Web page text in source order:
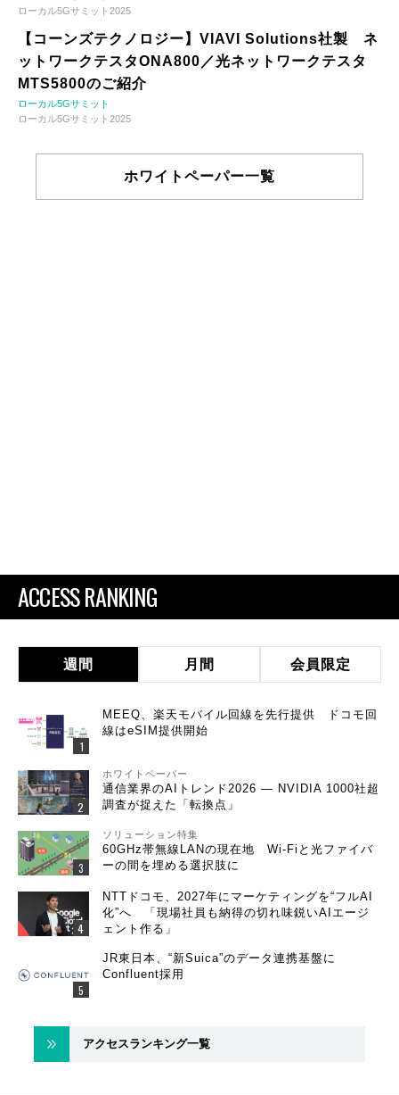
ローカル5Gサミット2025
【コーンズテクノロジー】VIAVI Solutions社製 ネ
ットワークテスタONA800／光ネットワークテスタ
MTS5800のご紹介
ローカル5Gサミット
ローカル5Gサミット2025
ホワイトペーパー一覧
ACCESS RANKING
週間 月間 会員限定
MEEQ、楽天モバイル回線を先行提供 ドコモ回
線はeSIM提供開始
ホワイトペーパー
通信業界のAIトレンド2026 ― NVIDIA 1000社超
調査が捉えた「転換点」
ソリューション特集
60GHz帯無線LANの現在地 Wi-Fiと光ファイバ
ーの間を埋める選択肢に
NTTドコモ、2027年にマーケティングを“フルAI
化”へ 「現場社員も納得の切れ味鋭いAIエージ
ェント作る」
JR東日本、“新Suica”のデータ連携基盤に
Confluent採用
アクセスランキング一覧